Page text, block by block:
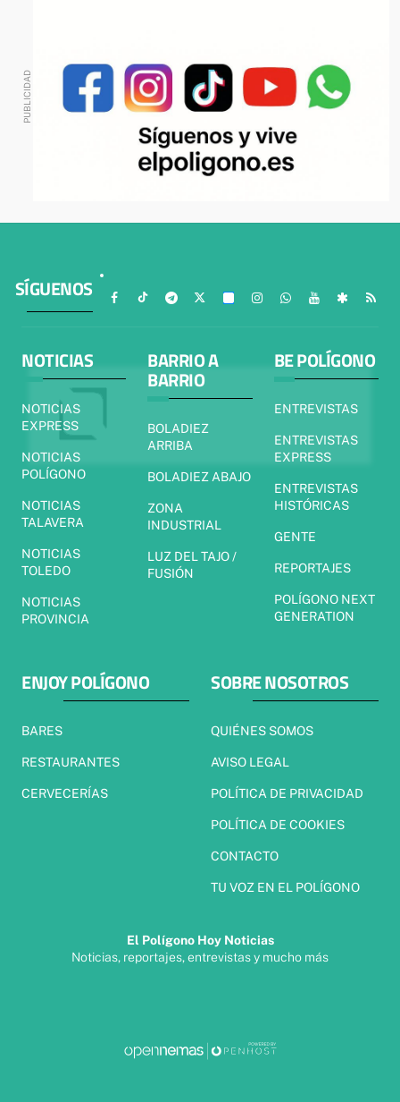
SÍGUENOS
NOTICIAS
NOTICIAS
EXPRESS
NOTICIAS
POLÍGONO
NOTICIAS
TALAVERA
NOTICIAS
TOLEDO
NOTICIAS
PROVINCIA
BARRIO A
BARRIO
BOLADIEZ
ARRIBA
BOLADIEZ ABAJO
ZONA
INDUSTRIAL
LUZ DEL TAJO /
FUSIÓN
BE POLÍGONO
ENTREVISTAS
ENTREVISTAS
EXPRESS
ENTREVISTAS
HISTÓRICAS
GENTE
REPORTAJES
POLÍGONO NEXT
GENERATION
ENJOY POLÍGONO
BARES
RESTAURANTES
CERVECERÍAS
SOBRE NOSOTROS
QUIÉNES SOMOS
AVISO LEGAL
POLÍTICA DE PRIVACIDAD
POLÍTICA DE COOKIES
CONTACTO
TU VOZ EN EL POLÍGONO
El Polígono Hoy Noticias
Noticias, reportajes, entrevistas y mucho más